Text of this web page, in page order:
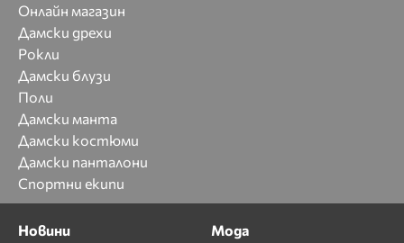
Онлайн магазин
Дамски дрехи
Рокли
Дамски блузи
Поли
Дамски манта
Дамски костюми
Дамски панталони
Спортни екипи
Новини
Мода